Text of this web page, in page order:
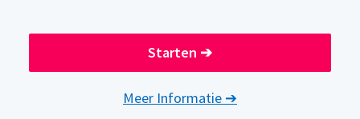
Starten ➔
Meer Informatie ➔